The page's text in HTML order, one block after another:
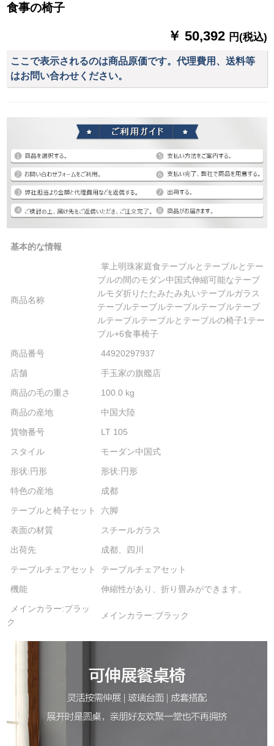
食事の椅子
￥ 50,392 円(税込)
ここで表示されるのは商品原価です。代理費用、送料等
はお問い合わせください。
基本的な情報
商品名称
掌上明珠家庭食テーブルとテーブルとテー
ブルの間のモダン中国式伸縮可能なテーブ
ルモダ折りたたみたみ丸いテーブルガラス
テーブルテーブルテーブルテーブルテーブ
ルテーブルテーブルとテーブルの椅子1テー
ブル+6食事椅子
商品番号
44920297937
店舗
手玉家の旗艦店
商品の毛の重さ
100.0 kg
商品の産地
中国大陸
貨物番号
LT 105
スタイル
モーダン中国式
形状:円形
形状:円形
特色の産地
成都
テーブルと椅子セット
六脚
表面の材質
スチールガラス
出荷先
成都、四川
テーブルチェアセット
テーブルチェアセット
機能
伸縮性があり、折り畳みができます。
メインカラー:ブラッ
ク
メインカラー:ブラック